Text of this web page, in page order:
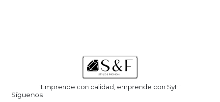
"Emprende con calidad, emprende con SyF"
Síguenos